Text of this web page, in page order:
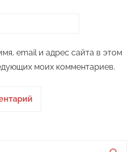
email и адрес сайта в этом
моих комментариев.